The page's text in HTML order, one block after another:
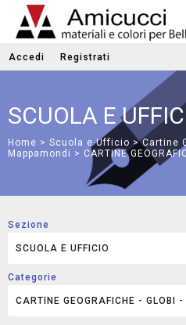
Accedi Registrati
SCUOLA E
Home > Scuola e Ufficio >Cartine
Mappamondi > CARTINE
Sezione
Categorie